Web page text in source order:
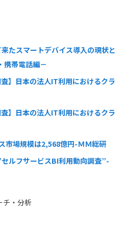
たスマートデバイス導入の現状と
帯電話編－
】日本の法人IT利用におけるクラ
】日本の法人IT利用におけるクラ
市場規模は2,568億円-ＭＭ総研
ルフサービスBI利用動向調査”-
チ・分析